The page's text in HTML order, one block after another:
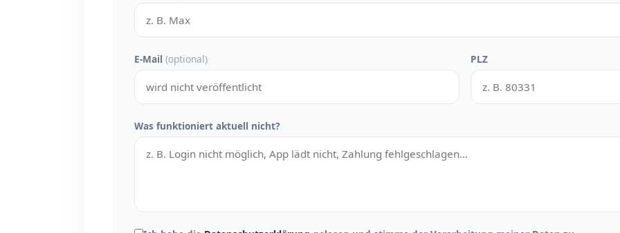
E-Mail (optional) PLZ
Was funktioniert aktuell nicht?